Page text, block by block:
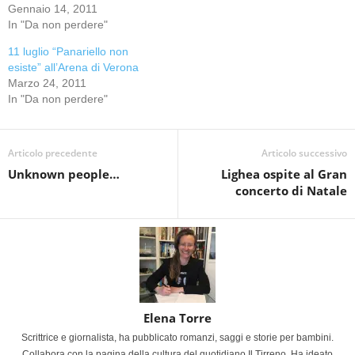
Gennaio 14, 2011
In "Da non perdere"
11 luglio “Panariello non
esiste” all’Arena di Verona
Marzo 24, 2011
In "Da non perdere"
Articolo precedente
Unknown people…
Articolo successivo
Lighea ospite al Gran
concerto di Natale
Elena Torre
Scrittrice e giornalista, ha pubblicato romanzi, saggi e storie per bambini.